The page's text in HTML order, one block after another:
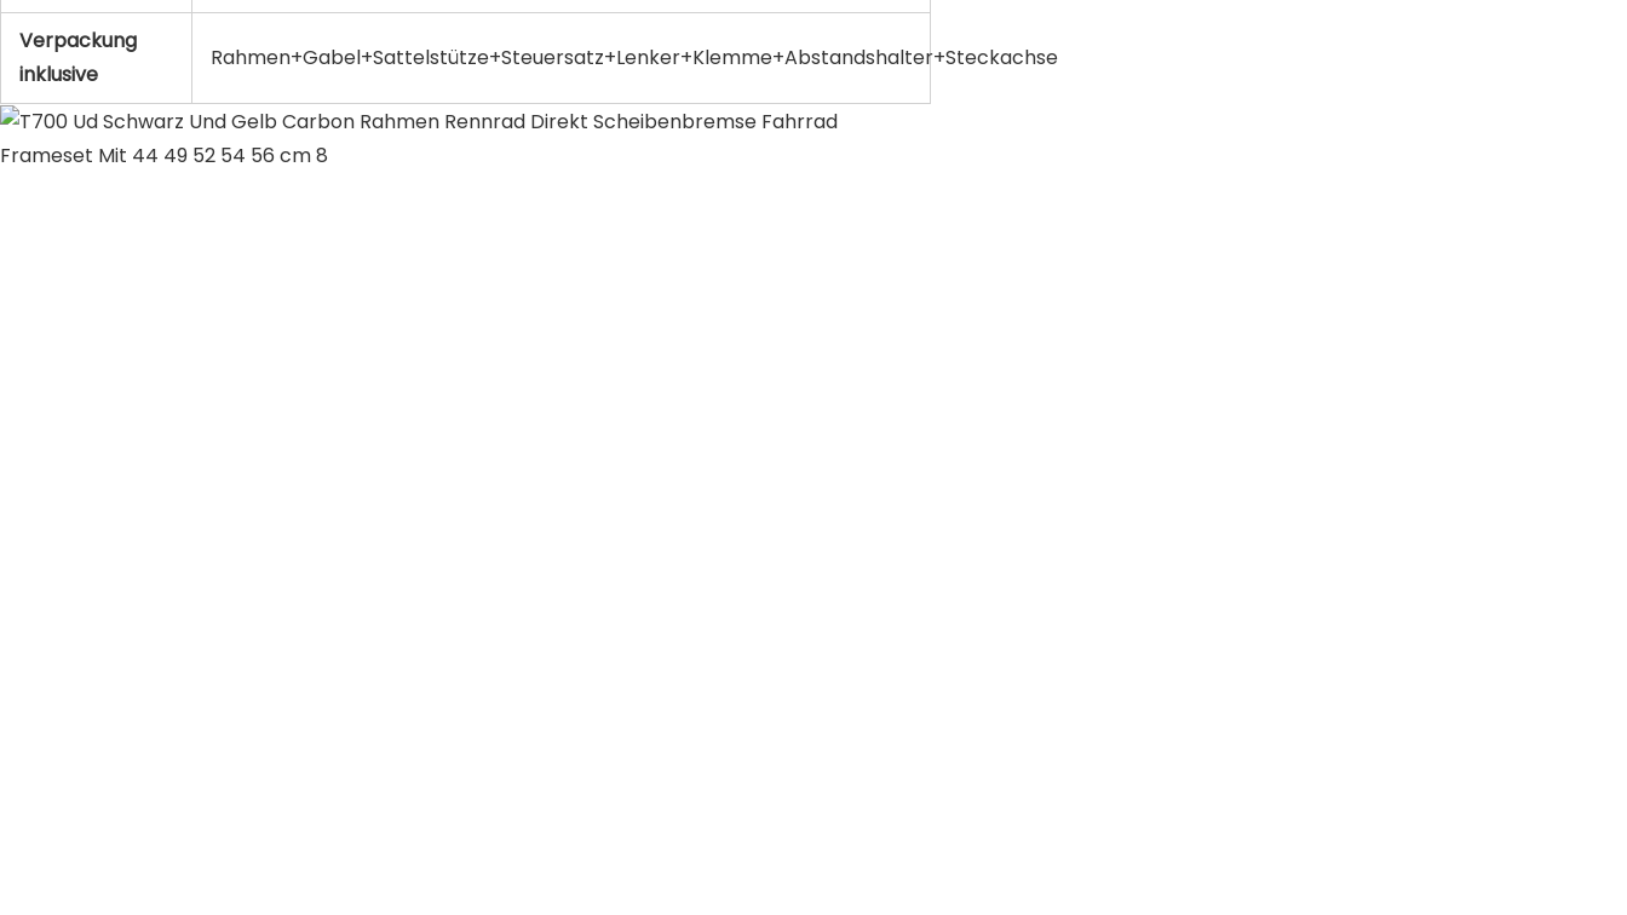
Verpackung
inklusive
Rahmen+Gabel+Sattelstütze+Steuersatz+Lenker+Klemme+Abstandshalter+Steckachse